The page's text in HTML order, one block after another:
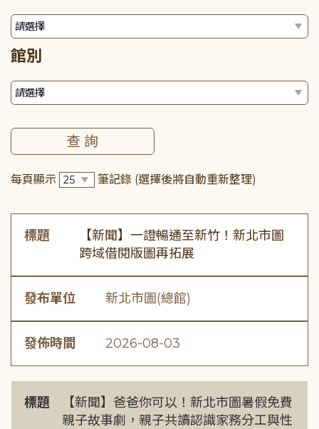
館別
每頁顯示 筆記錄 (選擇後將自動重新整理)
標題
【新聞】一證暢通至新竹！新北市圖
跨域借閱版圖再拓展
發布單位 新北市圖(總館)
發佈時間 2026-08-03
標題
【新聞】爸爸你可以！新北市圖暑假免費
親子故事劇，親子共讀認識家務分工與性